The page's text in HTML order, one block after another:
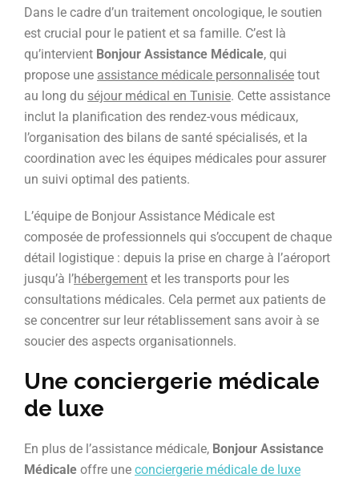
Dans le cadre d’un traitement oncologique, le soutien
est crucial pour le patient et sa famille. C’est là
qu’intervient Bonjour Assistance Médicale, qui
propose une assistance médicale personnalisée tout
au long du séjour médical en Tunisie. Cette assistance
inclut la planification des rendez-vous médicaux,
l’organisation des bilans de santé spécialisés, et la
coordination avec les équipes médicales pour assurer
un suivi optimal des patients.
L’équipe de Bonjour Assistance Médicale est
composée de professionnels qui s’occupent de chaque
détail logistique : depuis la prise en charge à l’aéroport
jusqu’à l’hébergement et les transports pour les
consultations médicales. Cela permet aux patients de
se concentrer sur leur rétablissement sans avoir à se
soucier des aspects organisationnels.
Une conciergerie médicale
de luxe
En plus de l’assistance médicale, Bonjour Assistance
Médicale offre une conciergerie médicale de luxe